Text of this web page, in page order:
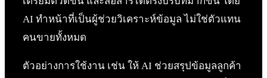
AI ทำหน้าที่เป็นผู้ช่วยวิเคราะห์ข้อมูล ไม่ใช่ตัวแทน
คนขายทั้งหมด
ตัวอย่างการใช้งาน เช่น ให้ AI ช่วยสรุปข้อมูลลูกค้า